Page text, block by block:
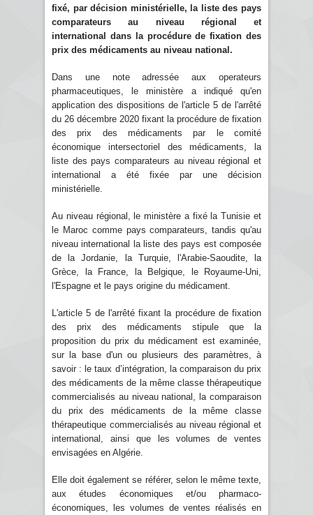
fixé, par décision ministérielle, la liste des pays
comparateurs au niveau régional et
international dans la procédure de fixation des
prix des médicaments au niveau national.
Dans une note adressée aux operateurs
pharmaceutiques, le ministère a indiqué qu'en
application des dispositions de l'article 5 de l'arrêté
du 26 décembre 2020 fixant la procédure de fixation
des prix des médicaments par le comité
économique intersectoriel des médicaments, la
liste des pays comparateurs au niveau régional et
international a été fixée par une décision
ministérielle.
Au niveau régional, le ministère a fixé la Tunisie et
le Maroc comme pays comparateurs, tandis qu'au
niveau international la liste des pays est composée
de la Jordanie, la Turquie, l'Arabie-Saoudite, la
Grèce, la France, la Belgique, le Royaume-Uni,
l'Espagne et le pays origine du médicament.
L'article 5 de l'arrêté fixant la procédure de fixation
des prix des médicaments stipule que la
proposition du prix du médicament est examinée,
sur la base d'un ou plusieurs des paramètres, à
savoir : le taux d’intégration, la comparaison du prix
des médicaments de la même classe thérapeutique
commercialisés au niveau national, la comparaison
du prix des médicaments de la même classe
thérapeutique commercialisés au niveau régional et
international, ainsi que les volumes de ventes
envisagées en Algérie.
Elle doit également se référer, selon le même texte,
aux études économiques et/ou pharmaco-
économiques, les volumes de ventes réalisés en